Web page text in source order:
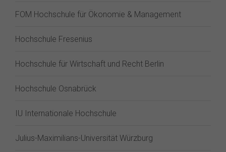
FOM Hochschule für Ökonomie & Management
Hochschule Fresenius
Hochschule für Wirtschaft und Recht Berlin
Hochschule Osnabrück
IU Internationale Hochschule
Julius-Maximilians-Universität Würzburg